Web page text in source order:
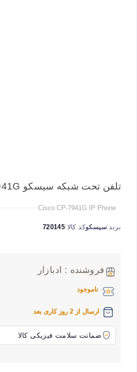
تلفن تحت شبکه سیسکو CP-7941G
Cisco CP-7941G IP Phone
برند:سیسکوکد کالا:720145
فروشنده : ادبازار
ناموجود
ارسال از 2 روز کاری بعد
ضمانت سلامت فیزیکی کالا